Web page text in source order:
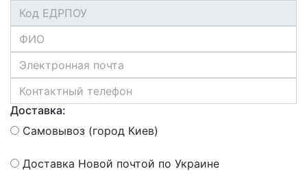
Доставка:
Самовывоз (город Киев)
Доставка Новой почтой по Украине